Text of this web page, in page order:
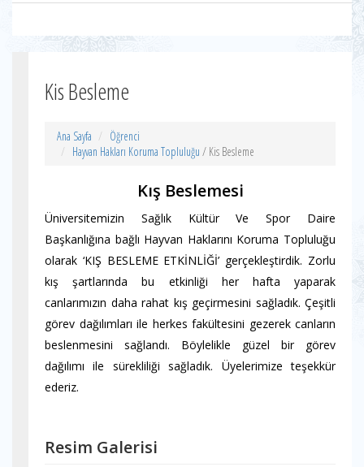
Kis Besleme
Ana Sayfa
Öğrenci
Hayvan Hakları Koruma Topluluğu / Kis Besleme
Kış Beslemesi
Üniversitemizin Sağlık Kültür Ve Spor Daire
Başkanlığına bağlı Hayvan Haklarını Koruma Topluluğu
olarak ‘KIŞ BESLEME ETKİNLİĞİ’ gerçekleştirdik. Zorlu
kış şartlarında bu etkinliği her hafta yaparak
canlarımızın daha rahat kış geçirmesini sağladık. Çeşitli
görev dağılımları ile herkes fakültesini gezerek canların
beslenmesini sağlandı. Böylelikle güzel bir görev
dağılımı ile sürekliliği sağladık. Üyelerimize teşekkür
ederiz.
Resim Galerisi